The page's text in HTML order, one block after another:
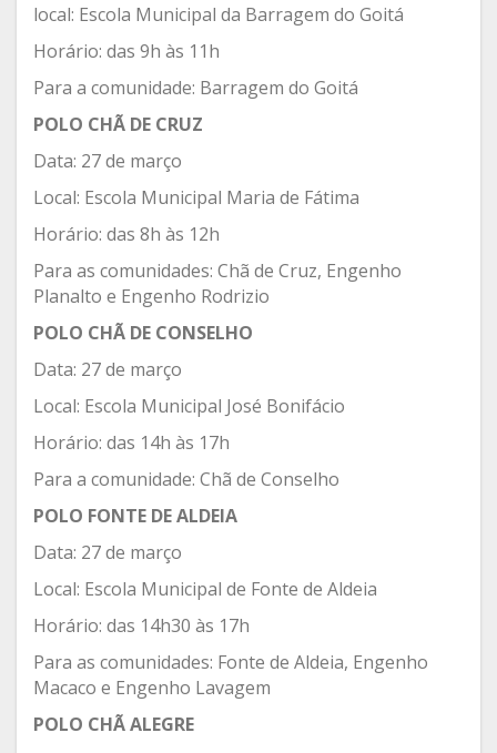
local: Escola Municipal da Barragem do Goitá
Horário: das 9h às 11h
Para a comunidade: Barragem do Goitá
POLO CHÃ DE CRUZ
Data: 27 de março
Local: Escola Municipal Maria de Fátima
Horário: das 8h às 12h
Para as comunidades: Chã de Cruz, Engenho
Planalto e Engenho Rodrizio
POLO CHÃ DE CONSELHO
Data: 27 de março
Local: Escola Municipal José Bonifácio
Horário: das 14h às 17h
Para a comunidade: Chã de Conselho
POLO FONTE DE ALDEIA
Data: 27 de março
Local: Escola Municipal de Fonte de Aldeia
Horário: das 14h30 às 17h
Para as comunidades: Fonte de Aldeia, Engenho
Macaco e Engenho Lavagem
POLO CHÃ ALEGRE